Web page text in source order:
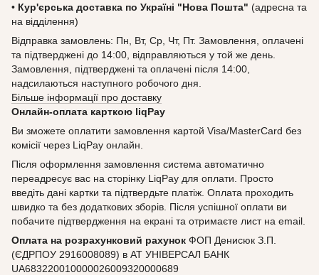
• Кур'єрська доставка по Україні "Нова Пошта" (адресна та
на відділення)
Відправка замовлень: Пн, Вт, Ср, Чт, Пт. Замовлення, оплачені
та підтверджені до 14:00, відправляються у той же день.
Замовлення, підтверджені та оплачені після 14:00,
надсилаються наступного робочого дня.
Більше інформації про доставку
Онлайн-оплата карткою liqPay
Ви зможете оплатити замовлення картой Visa/MasterCard без
комісії через LiqPay онлайн.
Після оформлення замовлення система автоматично
переадресує вас на сторінку LiqPay для оплати. Просто
введіть дані картки та підтвердьте платіж. Оплата проходить
швидко та без додаткових зборів. Після успішної оплати ви
побачите підтвердження на екрані та отримаєте лист на email.
Оплата на розрахунковий рахунок ФОП Денисюк З.П.
(ЄДРПОУ 2916008089) в АТ УНІВЕРСАЛ БАНК
UA683220010000026009320000689